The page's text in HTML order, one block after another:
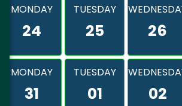
MONDAY
24
TUESDAY
25 26
MONDAY
31
TUESDAY
01 02